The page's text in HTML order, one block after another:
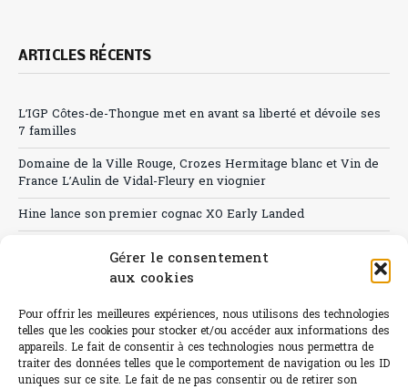
Gérer le consentement
aux cookies
Pour offrir les meilleures expériences, nous utilisons des technologies
telles que les cookies pour stocker et/ou accéder aux informations des
appareils. Le fait de consentir à ces technologies nous permettra de
traiter des données telles que le comportement de navigation ou les ID
uniques sur ce site. Le fait de ne pas consentir ou de retirer son
ARTICLES RÉCENTS
L’IGP Côtes-de-Thongue met en avant sa liberté et dévoile ses
7 familles
Domaine de la Ville Rouge, Crozes Hermitage blanc et Vin de
France L’Aulin de Vidal-Fleury en viognier
Hine lance son premier cognac XO Early Landed
Sélection de rosés 2026